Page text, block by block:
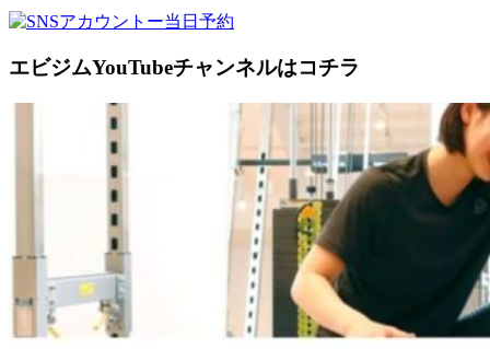
エビジムYouTubeチャンネルはコチラ